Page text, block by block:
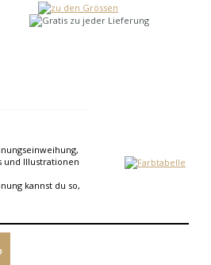
und Illustrationen
kannst du so,